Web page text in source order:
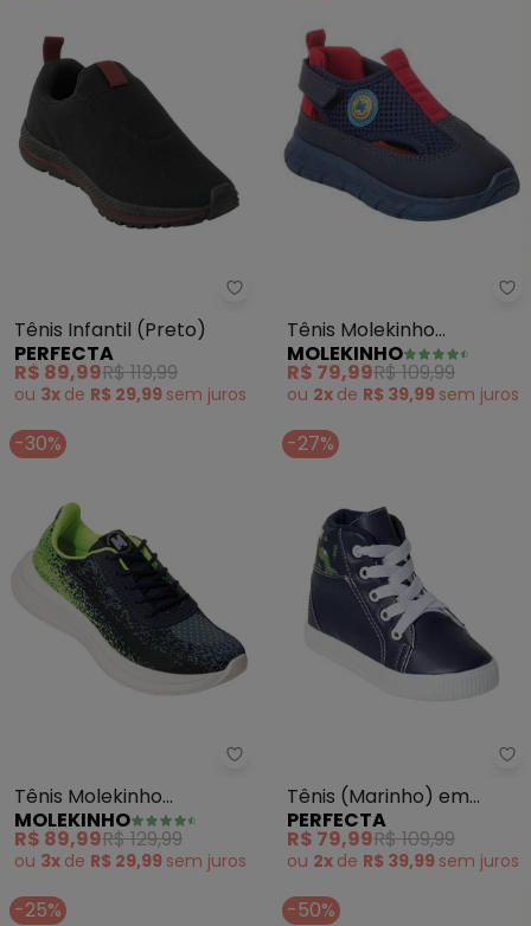
Perfecta - Tênis Infantil (Preto)
Tênis Infantil (Preto)
PERFECTA
R$ 89,99R$ 119,99
ou 3x de R$ 29,99 sem juros
Tênis Molekinho
(Marinho) em Sintético
com Tecido
MOLEKINHO
R$ 79,99R$ 109,99
ou 2x de R$ 39,99 sem juros
-30%
Molekinho - Tênis Molekinho
Tênis Molekinho
(Marinho) em Sintético
MOLEKINHO
R$ 89,99R$ 129,99
ou 3x de R$ 29,99 sem juros
-27%
Tênis (Marinho) em
Sintético
PERFECTA
R$ 79,99R$ 109,99
ou 2x de R$ 39,99 sem juros
-25% -50%